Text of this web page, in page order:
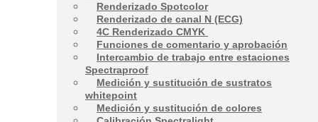
Renderizado Spotcolor
Renderizado de canal N (ECG)
4C Renderizado CMYK
Funciones de comentario y aprobación
Intercambio de trabajo entre estaciones
Spectraproof
Medición y sustitución de sustratos
whitepoint
Medición y sustitución de colores
Softproof
Spectraproof